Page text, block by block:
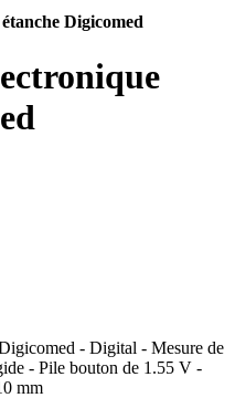
Digicomed
- Digital - Mesure de
- Pile bouton de 1.55 V -
mm